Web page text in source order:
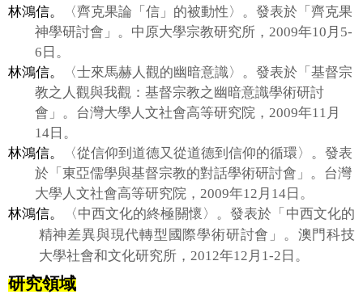
林鴻信。
〈齊克果論「信」的被動性〉。發表於「齊克果
神學研討會」。中原大學宗教研究所， 2009年10 月 5-
6 日。
林鴻信。
〈士來馬赫人觀的幽暗意識〉。發表於「基督宗
教之人觀與我觀：基督宗教之幽暗意識學術研討
會」。台灣大學人文社會高等研究院， 2009年11 月
14 日。
林鴻信。
〈從信仰到道德又從道德到信仰的循環〉。發表
於「東亞儒學與基督宗教的對話學術研討會」。台灣
大學人文社會高等研究院， 2009年12 月 14 日。
林鴻信。
〈中西文化的終極關懷〉。發表於「中西文化的
精神差異與現代轉型國際學術研討會」。澳門科技
大學社會和文化研究所， 2012年12 月 1-2 日。
研究領域